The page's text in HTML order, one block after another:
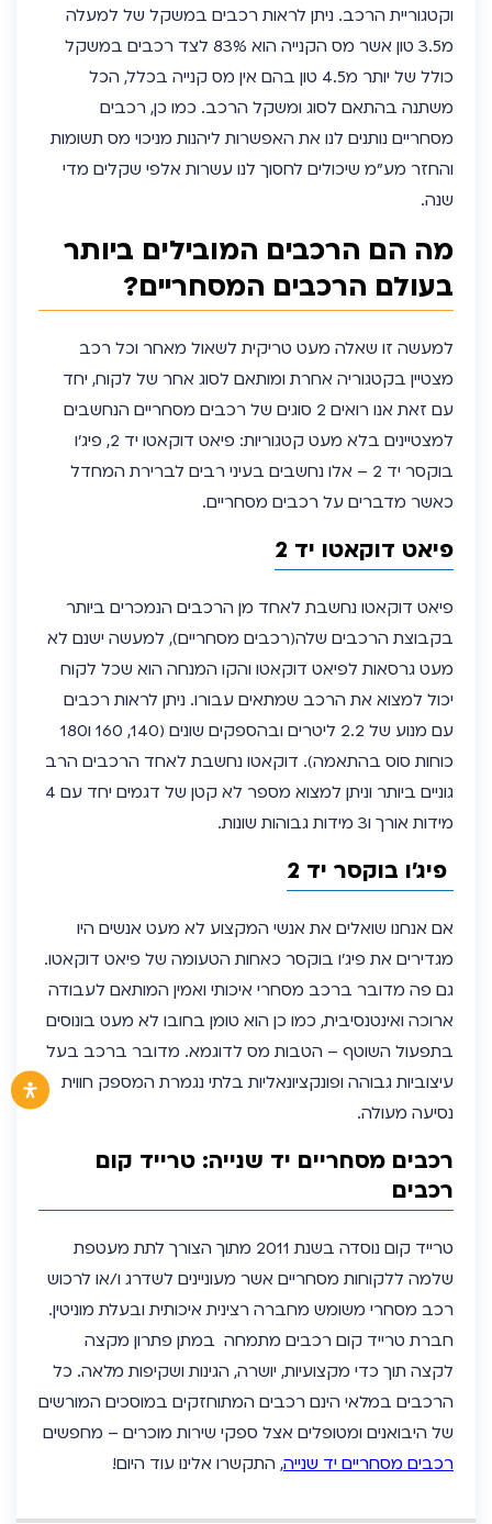
וקטגוריית הרכב. ניתן לראות רכבים במשקל של למעלה
מ3.5 טון אשר מס הקנייה הוא 83% לצד רכבים במשקל
כולל של יותר מ4.5 טון בהם אין מס קנייה בכלל, הכל
משתנה בהתאם לסוג ומשקל הרכב. כמו כן, רכבים
מסחריים נותנים לנו את האפשרות ליהנות מניכוי מס תשומות
והחזר מע”מ שיכולים לחסוך לנו עשרות אלפי שקלים מדי
שנה.
מה הם הרכבים המובילים ביותר
בעולם הרכבים המסחריים?
למעשה זו שאלה מעט טריקית לשאול מאחר וכל רכב
מצטיין בקטגוריה אחרת ומותאם לסוג אחר של לקוח, יחד
עם זאת אנו רואים 2 סוגים של רכבים מסחריים הנחשבים
למצטיינים בלא מעט קטגוריות: פיאט דוקאטו יד 2, פיג’ו
בוקסר יד 2 – אלו נחשבים בעיני רבים לברירת המחדל
כאשר מדברים על רכבים מסחריים.
פיאט דוקאטו יד 2
פיאט דוקאטו נחשבת לאחד מן הרכבים הנמכרים ביותר
בקבוצת הרכבים שלה(רכבים מסחריים), למעשה ישנם לא
מעט גרסאות לפיאט דוקאטו והקו המנחה הוא שכל לקוח
יכול למצוא את הרכב שמתאים עבורו. ניתן לראות רכבים
עם מנוע של 2.2 ליטרים ובהספקים שונים (140, 160 ו180
כוחות סוס בהתאמה). דוקאטו נחשבת לאחד הרכבים הרב
גוניים ביותר וניתן למצוא מספר לא קטן של דגמים יחד עם 4
מידות אורך ו3 מידות גבוהות שונות.
פיג’ו בוקסר יד 2
אם אנחנו שואלים את אנשי המקצוע לא מעט אנשים היו
מגדירים את פיג’ו בוקסר כאחות הטעומה של פיאט דוקאטו.
גם פה מדובר ברכב מסחרי איכותי ואמין המותאם לעבודה
ארוכה ואינטנסיבית, כמו כן הוא טומן בחובו לא מעט בונוסים
בתפעול השוטף – הטבות מס לדוגמא. מדובר ברכב בעל
עיצוביות גבוהה ופונקציונאליות בלתי נגמרת המספק חווית
נסיעה מעולה.
רכבים מסחריים יד שנייה: טרייד קום
רכבים
טרייד קום נוסדה בשנת 2011 מתוך הצורך לתת מעטפת
שלמה ללקוחות מסחריים אשר מעוניינים לשדרג ו/או לרכוש
רכב מסחרי משומש מחברה רצינית איכותית ובעלת מוניטין.
חברת טרייד קום רכבים מתמחה במתן פתרון מקצה
לקצה תוך כדי מקצועיות, יושרה, הגינות ושקיפות מלאה. כל
הרכבים במלאי הינם רכבים המתוחזקים במוסכים המורשים
של היבואנים ומטופלים אצל ספקי שירות מוכרים – מחפשים
רכבים מסחריים יד שנייה, התקשרו אלינו עוד היום!